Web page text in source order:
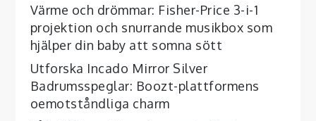
Värme och drömmar: Fisher-Price 3-i-1
projektion och snurrande musikbox som
hjälper din baby att somna sött
Utforska Incado Mirror Silver
Badrumsspeglar: Boozt-plattformens
oemotståndliga charm